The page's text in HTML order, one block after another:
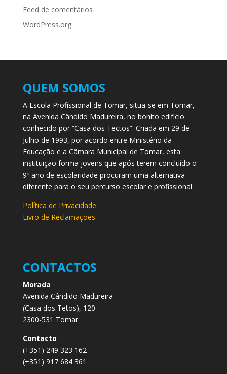
Feed de comentários
WordPress.org
QUEM SOMOS
A Escola Profissional de Tomar, situa-se em Tomar,
na Avenida Cândido Madureira, no bonito edifício
conhecido por “Casa dos Tectos”. Criada em 29 de
Julho de 1993, por acordo entre Ministério da
Educação e a Câmara Municipal de Tomar, esta
instituição forma jovens que após terem concluído o
9º ano de escolaridade procuram uma alternativa
diferente para o seu percurso escolar e profissional.
Política de Privacidade
Livro de Reclamações
CONTACTOS
Morada
Avenida Cândido Madureira
(Casa dos Tetos), 120
2300-531 Tomar
Contacto
(+351) 249 323 162
(+351) 917 684 361